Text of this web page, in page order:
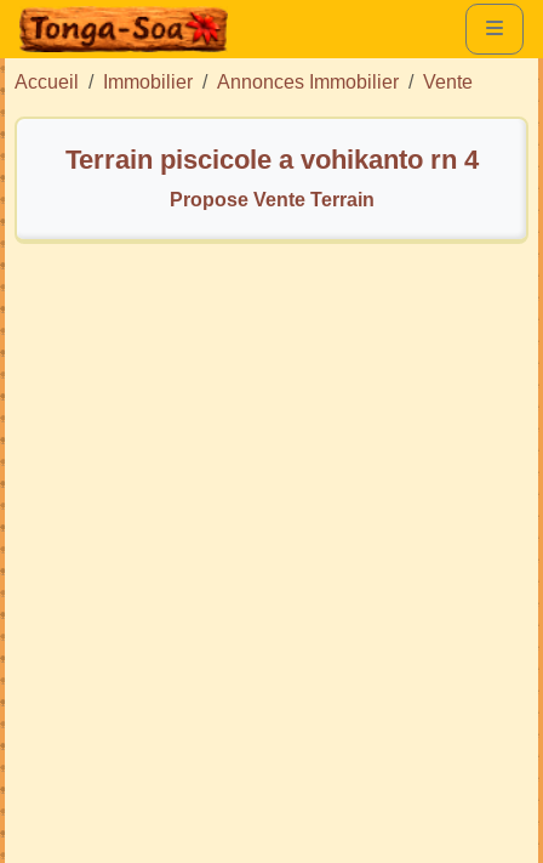
Accueil Immobilier Annonces Immobilier Vente
Terrain piscicole a vohikanto rn 4
Propose Vente Terrain